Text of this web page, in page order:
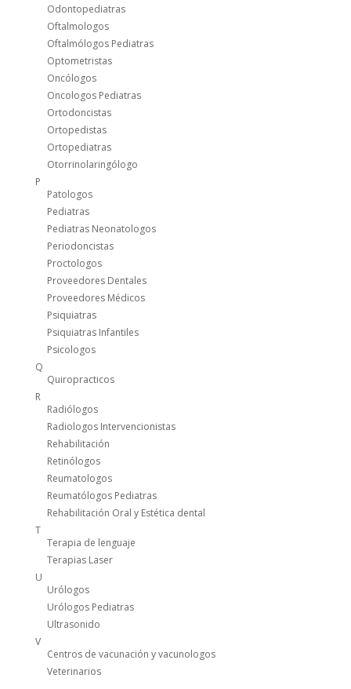
Odontopediatras
Oftalmologos
Oftalmólogos Pediatras
Optometristas
Oncólogos
Oncologos Pediatras
Ortodoncistas
Ortopedistas
Ortopediatras
Otorrinolaringólogo
P
Patologos
Pediatras
Pediatras Neonatologos
Periodoncistas
Proctologos
Proveedores Dentales
Proveedores Médicos
Psiquiatras
Psiquiatras Infantiles
Psicologos
Q
Quiropracticos
R
Radiólogos
Radiologos Intervencionistas
Rehabilitación
Retinólogos
Reumatologos
Reumatólogos Pediatras
Rehabilitación Oral y Estética dental
T
Terapia de lenguaje
Terapias Laser
U
Urólogos
Urólogos Pediatras
Ultrasonido
V
Centros de vacunación y vacunologos
Veterinarios